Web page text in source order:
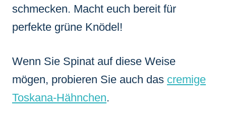
schmecken. Macht euch bereit für
perfekte grüne Knödel!
Wenn Sie Spinat auf diese Weise
mögen, probieren Sie auch das cremige
Toskana-Hähnchen.